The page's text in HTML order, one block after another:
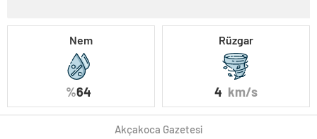
Nem
%64
Rüzgar
4 km/s
Akçakoca Gazetesi